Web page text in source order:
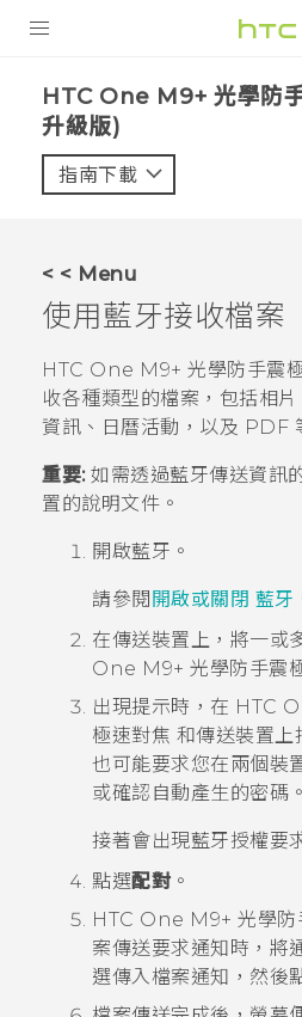
VIVE
智能手機
配件
VIVERSE
應用程式
支援服務
登入
HTC One M9+ 光學防
升級版)‎
指南下載
< < Menu
使用藍牙接收檔案
HTC One M9+ 光學防手震
收各種類型的檔案，包括相
資訊、日曆活動，以及 PDF
重要:如需透過藍牙傳送資訊
置的說明文件。
開啟藍牙 。
請參閱 開啟或關閉 藍牙
在傳送裝置上，將一或
One M9+ 光學防手震
出現提示時，在 HTC
極速對焦 和傳送裝置上
也可能要求您在兩個裝
或確認自動產生的密碼。
接著會出現藍牙授權要
點選配對 。
HTC One M9+ 光學防
案傳送要求通知時，將
選傳入檔案通知，然後